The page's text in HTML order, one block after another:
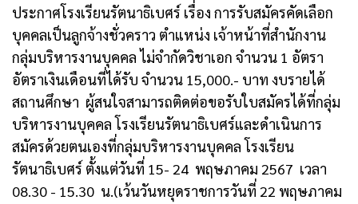
ประกาศโรงเรียนรัตนาธิเบศร์ เรื่อง การรับสมัครคัดเลือก
บุคคลเป็นลูกจ้างชั่วคราว ตำแหน่ง เจ้าหน้าที่สำนักงาน
กลุ่มบริหารงานบุคคล ไม่จำกัดวิชาเอก จำนวน 1 อัตรา
อัตราเงินเดือนที่ได้รับ จำนวน 15,000.- บาท งบรายได้
สถานศึกษา ผู้สนใจสามารถติดต่อขอรับใบสมัครได้ที่กลุ่ม
บริหารงานบุคคล โรงเรียนรัตนาธิเบศร์และดำเนินการ
สมัครด้วยตนเองที่กลุ่มบริหารงานบุคคล โรงเรียน
รัตนาธิเบศร์ ตั้งแต่วันที่ 15- 24 พฤษภาคม 2567 เวลา
08.30 - 15.30 น.(เว้นวันหยุดราชการวันที่ 22 พฤษภาคม